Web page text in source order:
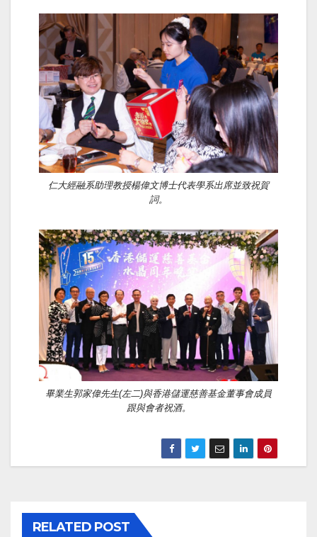
仁大經融系助理教授楊偉文博士代表學系出席並致祝賀
詞。
畢業生郭家偉先生(左二)與香港儲運慈善基金董事會成員
跟與會者祝酒。
RELATED POST